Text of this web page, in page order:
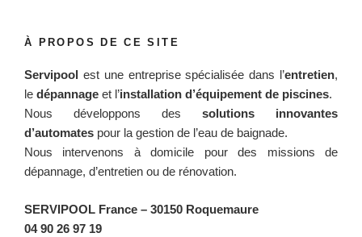
À PROPOS DE CE SITE
Servipool est une entreprise spécialisée dans l’entretien,
le dépannage et l’installation d’équipement de piscines.
Nous développons des solutions innovantes
d’automates pour la gestion de l’eau de baignade.
Nous intervenons à domicile pour des missions de
dépannage, d’entretien ou de rénovation.
SERVIPOOL France – 30150 Roquemaure
04 90 26 97 19